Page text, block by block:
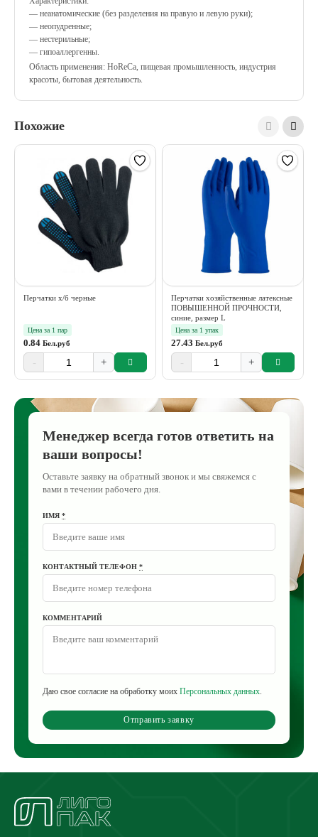
— неанатомические (без разделения на правую и левую руки);
— неопудренные;
— нестерильные;
— гипоаллергенны.
Область применения: HoReCa, пищевая промышленность, индустрия
красоты, бытовая деятельность.
Похожие
Перчатки х/б черные
Цена за 1 пар
0.84 Бел.руб
- +
Перчатки хозяйственные латексные
ПОВЫШЕННОЙ ПРОЧНОСТИ,
синие, размер L
Цена за 1 упак
27.43 Бел.руб
- +
Менеджер всегда готов ответить на
ваши вопросы!
Оставьте заявку на обратный звонок и мы свяжемся с
вами в течении рабочего дня.
ИМЯ *
КОНТАКТНЫЙ ТЕЛЕФОН *
КОММЕНТАРИЙ
Даю свое согласие на обработку моих Персональных данных.
Отправить заявку